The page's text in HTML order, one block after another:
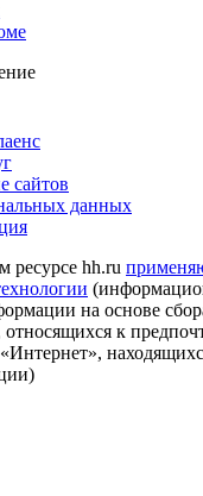
сайтов
данных
hh.ru
на основе
относящихся к